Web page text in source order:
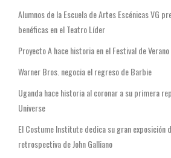
Alumnos de la Escuela de Artes Escénicas VG
benéficas en el Teatro Líder
Proyecto A hace historia en el Festival de
Warner Bros. negocia el regreso de Barbie
Uganda hace historia al coronar a su primera
Universe
El Costume Institute dedica su gran exposición
retrospectiva de John Galliano